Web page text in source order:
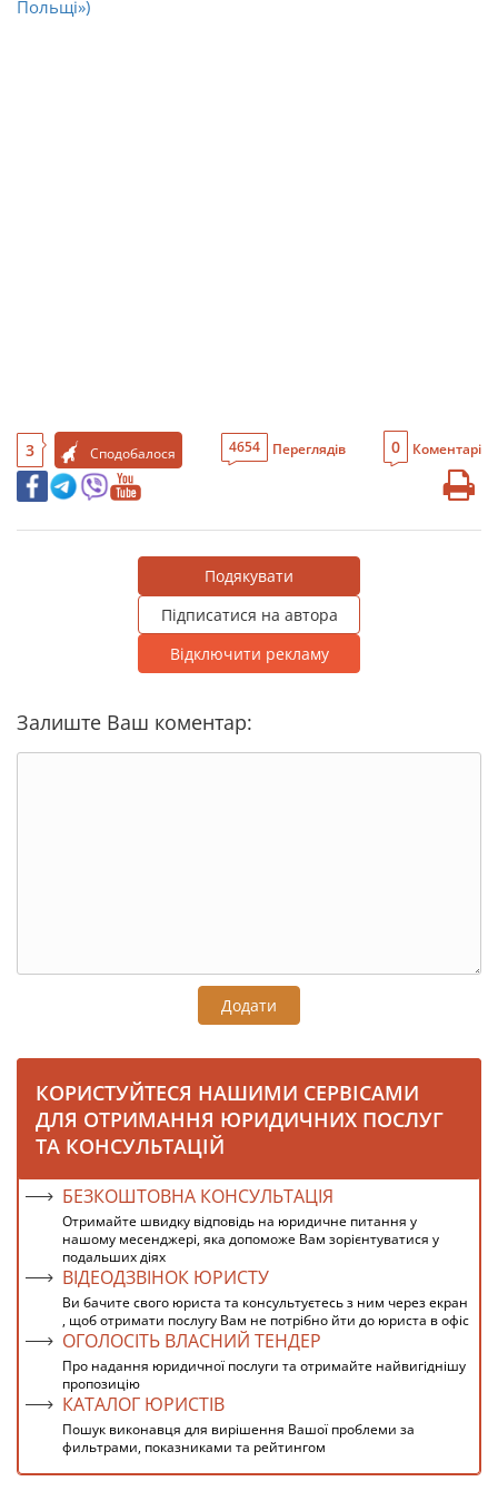
Польщі»)
3 Сподобалося 4654 Переглядів 0 Коментарі
Подякувати
Підписатися на автора
Відключити рекламу
Залиште Ваш коментар:
Додати
КОРИСТУЙТЕСЯ НАШИМИ СЕРВІСАМИ
ДЛЯ ОТРИМАННЯ ЮРИДИЧНИХ ПОСЛУГ
ТА КОНСУЛЬТАЦІЙ
БЕЗКОШТОВНА КОНСУЛЬТАЦІЯ
Отримайте швидку відповідь на юридичне питання у
нашому месенджері, яка допоможе Вам зорієнтуватися у
подальших діях
ВІДЕОДЗВІНОК ЮРИСТУ
Ви бачите свого юриста та консультуєтесь з ним через екран
, щоб отримати послугу Вам не потрібно йти до юриста в офіс
ОГОЛОСІТЬ ВЛАСНИЙ ТЕНДЕР
Про надання юридичної послуги та отримайте найвигіднішу
пропозицію
КАТАЛОГ ЮРИСТІВ
Пошук виконавця для вирішення Вашої проблеми за
фильтрами, показниками та рейтингом